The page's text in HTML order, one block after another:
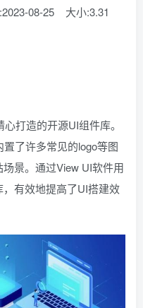
08-25
大小:3.31
心打造的开源UI组件库。
了许多常见的logo等图
景。通过View UI软件用
有效地提高了UI搭建效